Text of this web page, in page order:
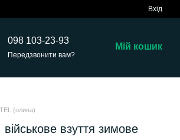
Вхід
098 103-23-93
Передзвонити вам?
Мій кошик
(олива)
взуття зимове